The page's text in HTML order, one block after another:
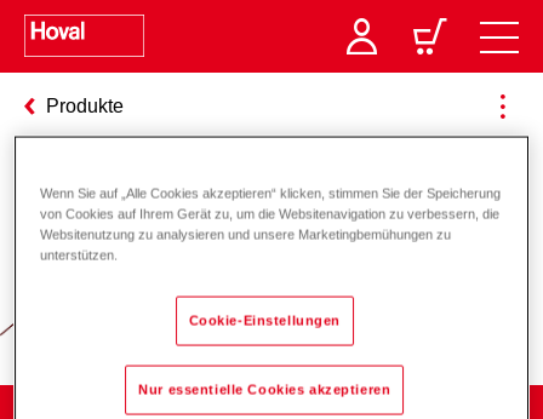
Produkte
Verantwortung für Energie und
Wenn Sie auf „Alle Cookies akzeptieren“ klicken, stimmen Sie der Speicherung
von Cookies auf Ihrem Gerät zu, um die Websitenavigation zu verbessern, die
Websitenutzung zu analysieren und unsere Marketingbemühungen zu
unterstützen.
Cookie-Einstellungen
Nur essentielle Cookies akzeptieren